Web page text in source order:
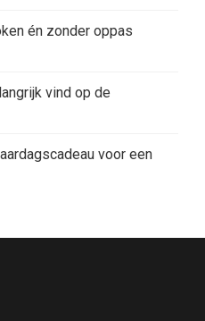
én zonder oppas
vind op de
voor een